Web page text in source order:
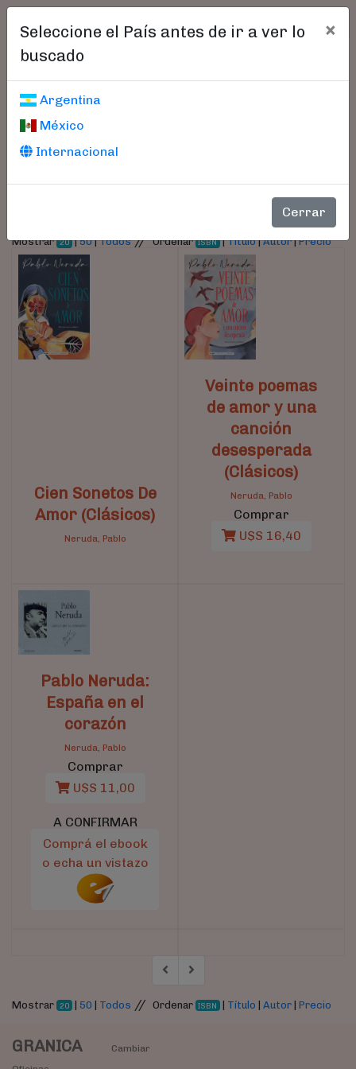
Seleccione el País antes de ir a ver lo
buscado
×
Argentina
México
Internacional
Cerrar
Libros encontrados
Parámetros
Mostrar 20 |50|Todos//Ordenar ISBN |Título|Autor|Precio
Cien Sonetos De
Amor (Clásicos)
Neruda, Pablo
Veinte poemas
de amor y una
canción
desesperada
(Clásicos)
Neruda, Pablo
Comprar
U$S 16,40
Pablo Neruda:
España en el
corazón
Neruda, Pablo
Comprar
U$S 11,00
A CONFIRMAR
Comprá el ebook
o echa un vistazo
Mostrar 20 | 50 Todos // Ordenar ISBN Título |Autor |Precio
GRANICA
Cambiar